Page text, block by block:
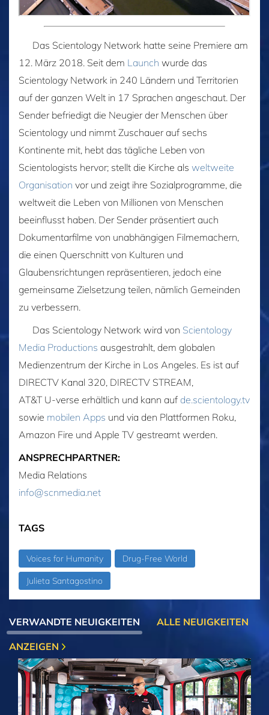
Das Scientology Network hatte seine Premiere am
12. März 2018. Seit dem Launch wurde das
Scientology Network in 240 Ländern und Territorien
auf der ganzen Welt in 17 Sprachen angeschaut. Der
Sender befriedigt die Neugier der Menschen über
Scientology und nimmt Zuschauer auf sechs
Kontinente mit, hebt das tägliche Leben von
Scientologists hervor; stellt die Kirche als weltweite
Organisation vor und zeigt ihre Sozialprogramme, die
weltweit die Leben von Millionen von Menschen
beeinflusst haben. Der Sender präsentiert auch
Dokumentarfilme von unabhängigen Filmemachern,
die einen Querschnitt von Kulturen und
Glaubensrichtungen repräsentieren, jedoch eine
gemeinsame Zielsetzung teilen, nämlich Gemeinden
zu verbessern.
Das Scientology Network wird von Scientology
Media Productions ausgestrahlt, dem globalen
Medienzentrum der Kirche in Los Angeles. Es ist auf
DIRECTV Kanal 320, DIRECTV STREAM,
AT&T U-verse erhältlich und kann auf de.scientology.tv
sowie mobilen Apps und via den Plattformen Roku,
Amazon Fire und Apple TV gestreamt werden.
ANSPRECHPARTNER:
Media Relations
info@scnmedia.net
TAGS
Voices for Humanity Drug-Free World
Julieta Santagostino
VERWANDTE NEUIGKEITEN ALLE NEUIGKEITEN
ANZEIGEN